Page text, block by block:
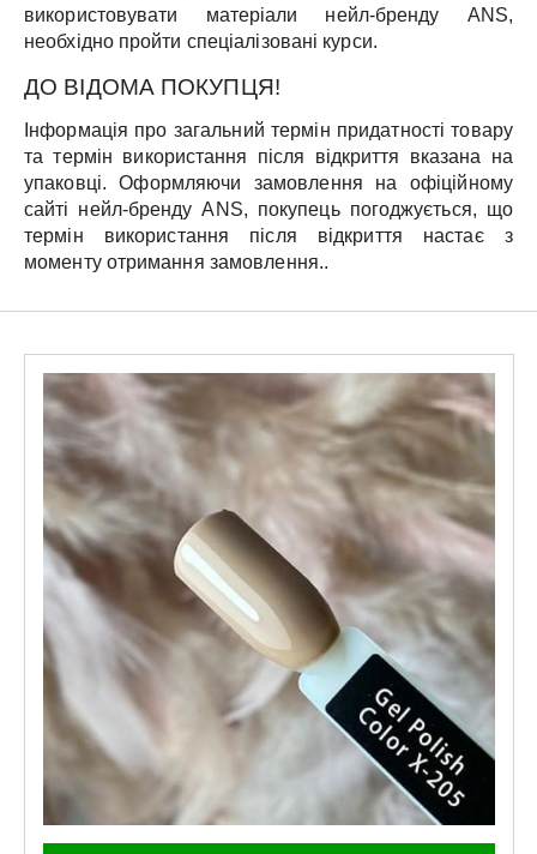
використовувати матеріали нейл-бренду ANS,
необхідно пройти спеціалізовані курси.
ДО ВІДОМА ПОКУПЦЯ!
Інформація про загальний термін придатності товару
та термін використання після відкриття вказана на
упаковці. Оформляючи замовлення на офіційному
сайті нейл-бренду ANS, покупець погоджується, що
термін використання після відкриття настає з
моменту отримання замовлення..